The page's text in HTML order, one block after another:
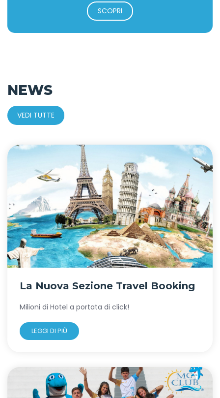
SCOPRI
NEWS
VEDI TUTTE
La Nuova Sezione Travel Booking
Milioni di Hotel a portata di click!
LEGGI DI PIÙ